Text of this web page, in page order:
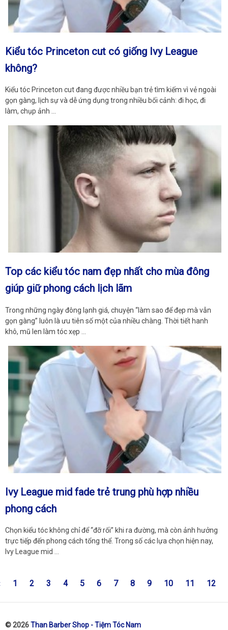
Kiểu tóc Princeton cut có giống Ivy League
không?
Kiểu tóc Princeton cut đang được nhiều bạn trẻ tìm kiếm vì vẻ ngoài
gọn gàng, lịch sự và dễ ứng dụng trong nhiều bối cảnh: đi học, đi
làm, chụp ảnh …
Top các kiểu tóc nam đẹp nhất cho mùa đông
giúp giữ phong cách lịch lãm
Trong những ngày đông lạnh giá, chuyện “làm sao để đẹp mà vẫn
gọn gàng” luôn là ưu tiên số một của nhiều chàng. Thời tiết hanh
khô, mũ len làm tóc xẹp …
Ivy League mid fade trẻ trung phù hợp nhiều
phong cách
Chọn kiểu tóc không chỉ để “đỡ rối” khi ra đường, mà còn ảnh hưởng
trực tiếp đến phong cách tổng thể. Trong số các lựa chọn hiện nay,
Ivy League mid …
1 2 3 4 5 6 7 8 9 10 11 12
© 2026Than Barber Shop - Tiệm Tóc Nam